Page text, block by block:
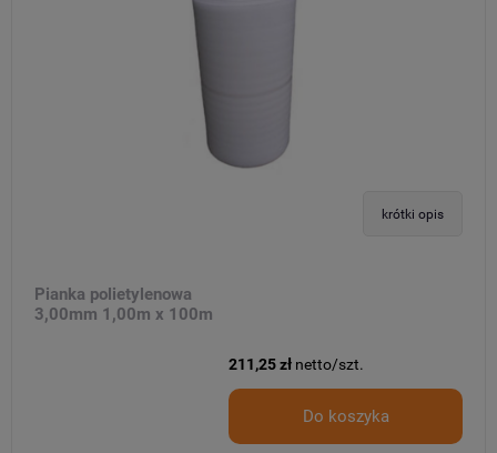
krótki opis
Pianka polietylenowa
3,00mm 1,00m x 100m
211,25 zł netto/szt.
Do koszyka